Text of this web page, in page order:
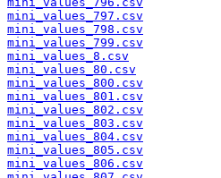
mini_values_797.csv
mini_values_798.csv
mini_values_799.csv
mini_values_8.csv
mini_values_80.csv
mini_values_800.csv
mini_values_801.csv
mini_values_802.csv
mini_values_803.csv
mini_values_804.csv
mini_values_805.csv
mini_values_806.csv